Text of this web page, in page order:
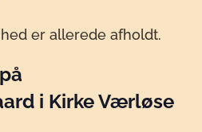
er allerede afholdt.
i Kirke Værløse